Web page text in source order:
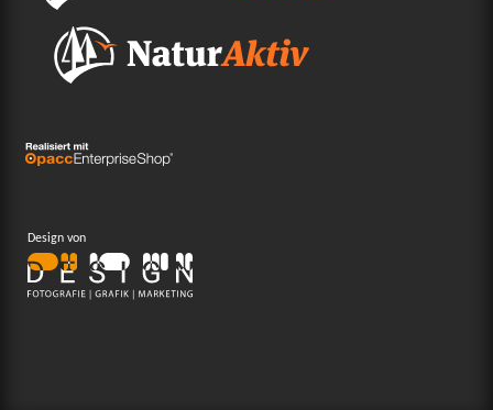
Design von